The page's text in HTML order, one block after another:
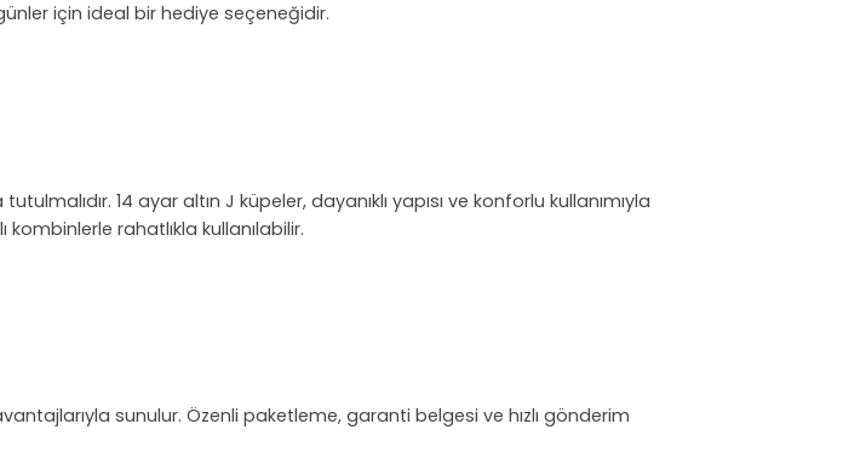
için ideal bir hediye seçeneğidir.
14 ayar altın J küpeler, dayanıklı yapısı ve konforlu kullanımıyla
rahatlıkla kullanılabilir.
sunulur. Özenli paketleme, garanti belgesi ve hızlı gönderim